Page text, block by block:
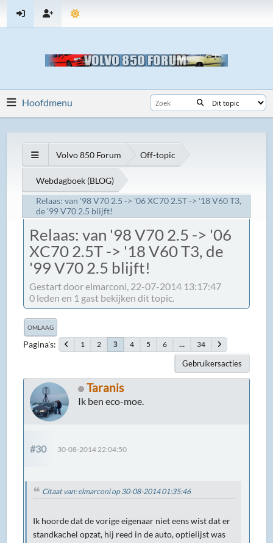
Hoofdmenu
Volvo 850 Forum Off-topic
Webdagboek (BLOG)
Relaas: van '98 V70 2.5 -> '06 XC70 2.5T -> '18 V60 T3,
de '99 V70 2.5 blijft!
Relaas: van '98 V70 2.5 -> '06
XC70 2.5T -> '18 V60 T3, de
'99 V70 2.5 blijft!
Gestart door elmarconi, 22-07-2014 13:17:47
0 leden en 1 gast bekijken dit topic.
OMLAAG
Pagina's 1 2 3 4 5 6 ... 34
Gebruikersacties
Taranis
Ik ben eco-moe.
#30 30-08-2014 22:04:50
Citaat van: elmarconi op 30-08-2014 01:35:46
Ik hoorde dat de vorige eigenaar niet eens wist dat er
standkachel opzat, hij reed in de auto, optielijst was